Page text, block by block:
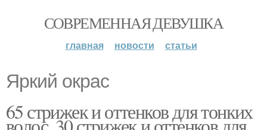
СОВРЕМЕННАЯ ДЕВУШКА
главная новости статьи
Яркий окрас
65 стрижек и оттенков для тонких